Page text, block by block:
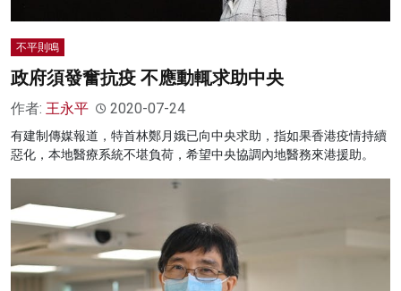
不平則鳴
政府須發奮抗疫 不應動輒求助中央
作者: 王永平 2020-07-24
有建制傳媒報道，特首林鄭月娥已向中央求助，指如果香港疫情持續
惡化，本地醫療系統不堪負荷，希望中央協調內地醫務來港援助。